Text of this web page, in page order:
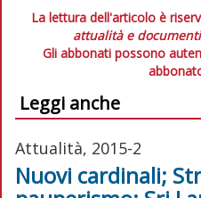
La lettura dell'articolo è
attualità e documenti
Gli abbonati possono
Leggi anche
Attualità, 2015-2
Nuovi cardinali;